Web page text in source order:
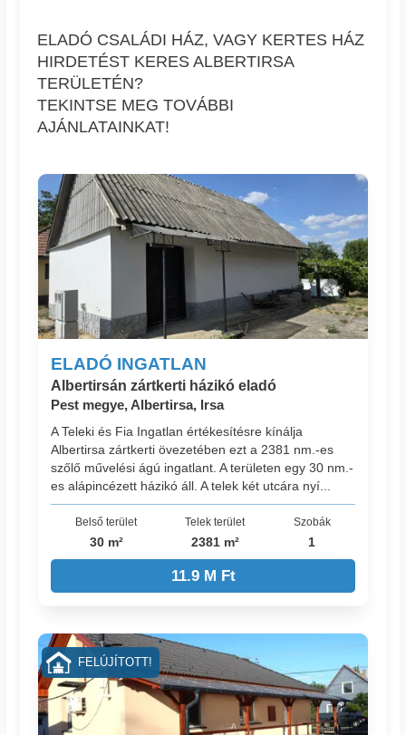
ELADÓ CSALÁDI HÁZ, VAGY KERTES HÁZ
HIRDETÉST KERES ALBERTIRSA
TERÜLETÉN?
TEKINTSE MEG TOVÁBBI
AJÁNLATAINKAT!
ELADÓ INGATLAN
Albertirsán zártkerti házikó eladó
Pest megye, Albertirsa, Irsa
A Teleki és Fia Ingatlan értékesítésre kínálja
Albertirsa zártkerti övezetében ezt a 2381 nm.-es
szőlő művelési ágú ingatlant. A területen egy 30 nm.-
es alápincézett házikó áll. A telek két utcára nyí...
Belső terület
30 m²
Telek terület
2381 m²
Szobák
1
11.9 M Ft
FELÚJÍTOTT!